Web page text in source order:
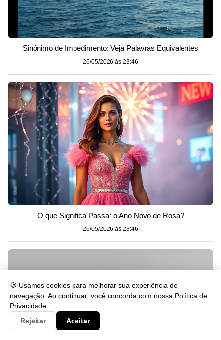
🍪 Usamos cookies para melhorar sua experiência de
navegação. Ao continuar, você concorda com nossa Política de
Privacidade
Rejeitar
Aceitar
Sinônimo de Impedimento: Veja Palavras Equivalentes
26/05/2026 às 23:46
O que Significa Passar o Ano Novo de Rosa?
26/05/2026 às 23:46